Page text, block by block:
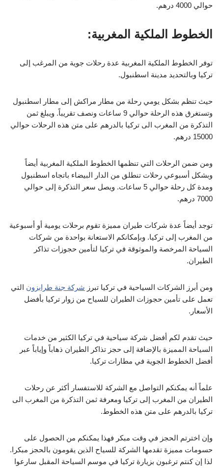
حوالي 4000 درهم.
الخطوط الملكية المغربية:
توفر الخطوط الملكية المغربية عدة رحلات جوية من المرغب إلى
تركيا وبالتحديد مدينة اسطنبول.
حيث تنظم بشكل يومي رحلة من مطار مراكش إلى مطار اسطنبول
وتستغرق هذه الرحلة حوالي 9 ساعات ونصف تقريباً. ويبلغ ثمن
التذكرة من المغرب الى تركيا بالدرهم على متن هذه الرحلات حوالي
15000 درهم.
ومن ضمن الرحلات التي تنظمها الخطوط الملكية المغربية أيضاً
وبشكل أسبوعي رحلات تنطلق من الدار البيضاء باتجاه اسطنبول
ومدة كل رحلة حوالي 5 ساعات. ويصل سعر التذكرة إلى حوالي
7000 درهم.
توجد أيضاً عدة شركات طيران مميزة تقوم برحلات يومية أو أسبوعية
من المغرب إلى تركيا. وبإمكانكم الاستعانة بواحدة من شركات
السياحة المرخصة والموثوقة في تركيا لتأمين حجوزات تذاكر
الطيران.
ومن أبرز الشركات السياحية في تركيا تبرز شركة جنة طرابزون التي
تعمل على تأمين حجوزات الطيران للسياح من زوار تركيا بأفضل
الأسعار.
حيث تقدم لكم أفضل شركة سياحية في تركيا الكثير من خدمات
السياحة المميزة بالإضافة إلى حجز تذاكر الطيران ذهاباً وإياباً عبر
أفضل الخطوط الجوية في مطارات تركيا.
علماً أنه يمكنكم التواصل مع الشركة للاستفسار أكثر عن رحلات
الطيران من المغرب إلى تركيا ومعرفة ثمن التذكرة من المغرب الى
تركيا بالدرهم على متن هذه الخطوط.
وإن اخترتم الحجز في وقت مبكر فهذا يمكنكم من الحصول على
حسومات مميزة تقدمها الشركة للسياح الذين يقومون بالحجز مبكرا.
لذا إن كنتم ترغبون بزيارة تركيا في موسم السياحة المقبل سارعوا